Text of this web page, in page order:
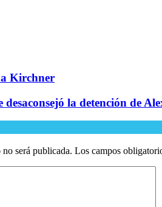
Kirchner
la detención de
será publicada. Los campos